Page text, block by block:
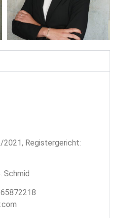
2021, Registergericht:
Schmid